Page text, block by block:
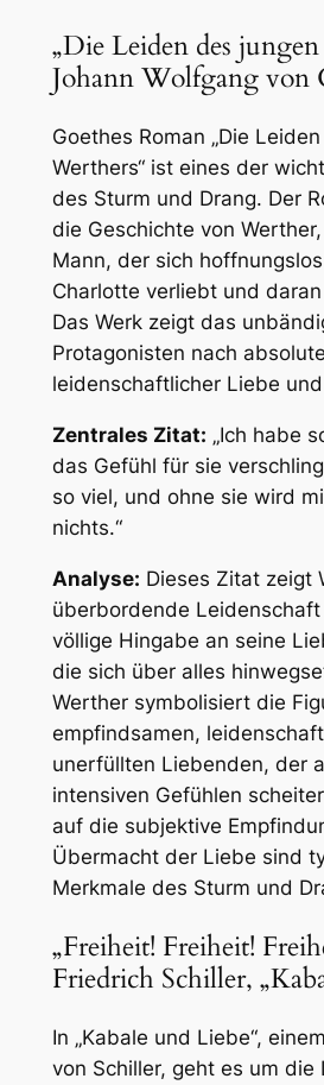
„Die Leiden des
Johann Wolfgang von
Goethes Roman „Die
Werthers“ ist eines der
des Sturm und Drang. Der
die Geschichte von
Mann, der sich
Charlotte verliebt und
Das Werk zeigt das
Protagonisten nach
leidenschaftlicher Liebe
Zentrales Zitat: „Ich habe
das Gefühl für sie
so viel, und ohne sie wird
nichts.“
Analyse: Dieses Zitat zeigt
überbordende
völlige Hingabe an seine
die sich über alles
Werther symbolisiert die
empfindsamen,
unerfüllten Liebenden, der
intensiven Gefühlen
auf die subjektive
Übermacht der Liebe sind
Merkmale des Sturm und
„Freiheit! Freiheit!
Friedrich Schiller,
In „Kabale und Liebe“,
von Schiller, geht es um die